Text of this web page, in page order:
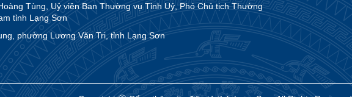
Tùng, Uỷ viên Ban Thường vụ Tỉnh Uỷ, Phó Chủ tịch Thường
tỉnh Lạng Sơn
phường Lương Văn Tri, tỉnh Lạng Sơn